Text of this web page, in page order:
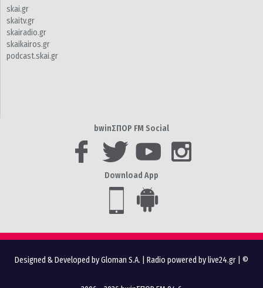
skai.gr
skaitv.gr
skairadio.gr
skaikairos.gr
podcast.skai.gr
bwinΣΠΟΡ FM Social
Download App
Designed & Developed by Gloman S.A. Radio powered by live24.gr | ©